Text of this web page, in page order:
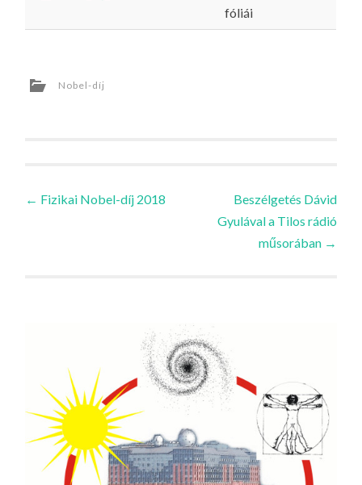
fóliái
Nobel-díj
Bejegyzések
← Fizikai Nobel-díj 2018
Beszélgetés Dávid
Gyulával a Tilos rádió
műsorában →